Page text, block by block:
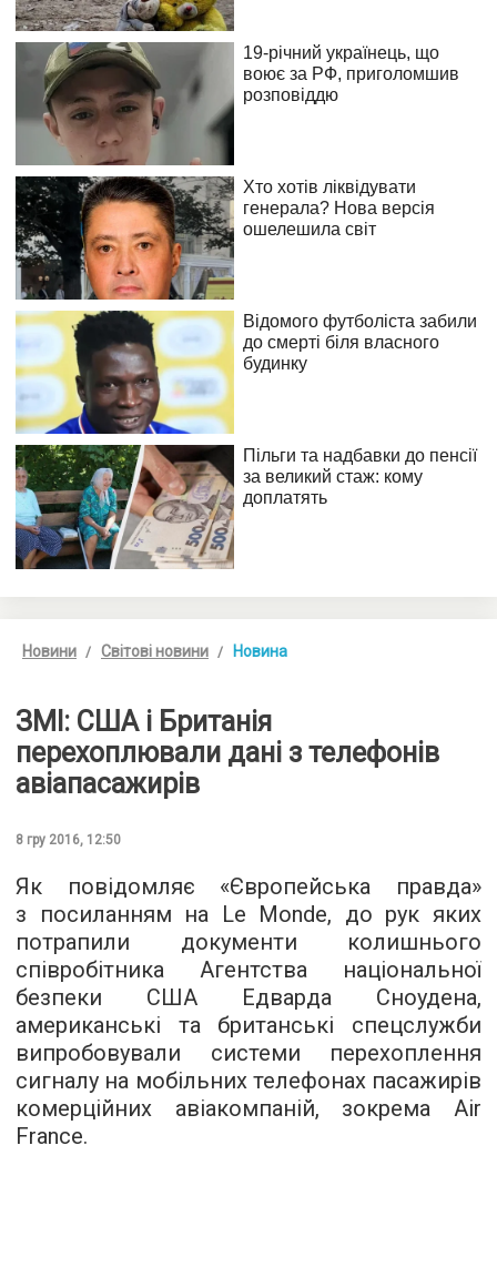
Новини Світові новини Новина
ЗМІ: США і Британія
перехоплювали дані з телефонів
авіапасажирів
8 гру 2016, 12:50
Як повідомляє «Європейська правда»
з посиланням на Le Monde, до рук яких
потрапили документи колишнього
співробітника Агентства національної
безпеки США Едварда Сноудена,
американські та британські спецслужби
випробовували системи перехоплення
сигналу на мобільних телефонах пасажирів
комерційних авіакомпаній, зокрема Air
France.